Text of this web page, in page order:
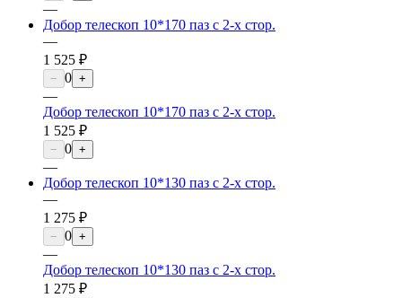
—
Добор телескоп 10*170 паз с 2-х стор.
—
1 525 ₽
− 0 +
—
Добор телескоп 10*170 паз с 2-х стор.
1 525 ₽
− 0 +
—
Добор телескоп 10*130 паз с 2-х стор.
—
1 275 ₽
− 0 +
—
Добор телескоп 10*130 паз с 2-х стор.
1 275 ₽